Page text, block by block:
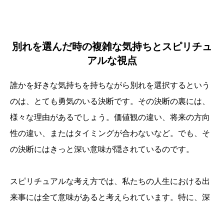
別れを選んだ時の複雑な気持ちとスピリチュ
アルな視点
誰かを好きな気持ちを持ちながら別れを選択するという
のは、とても勇気のいる決断です。その決断の裏には、
様々な理由があるでしょう。価値観の違い、将来の方向
性の違い、またはタイミングが合わないなど。でも、そ
の決断にはきっと深い意味が隠されているのです。
スピリチュアルな考え方では、私たちの人生における出
来事には全て意味があると考えられています。特に、深